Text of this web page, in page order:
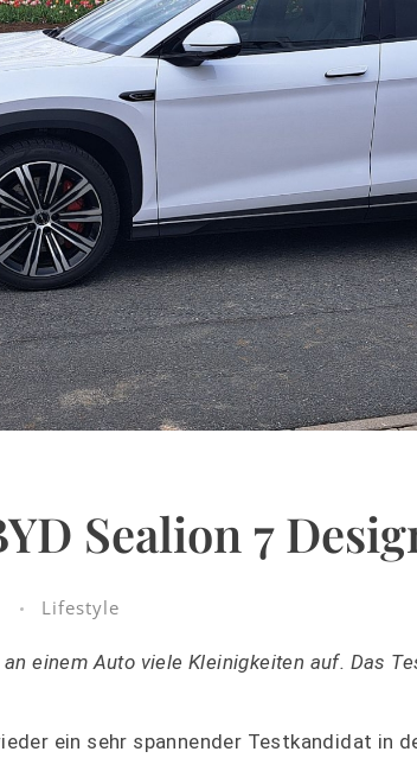
Sealion 7
Lifestyle
einem Auto viele Kleinigkeiten auf. Das
ein sehr spannender Testkandidat in